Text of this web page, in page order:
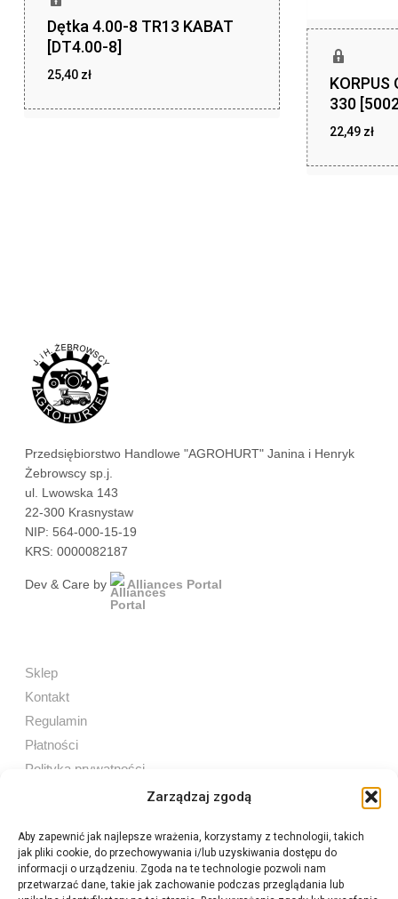
Zarządzaj zgodą
Aby zapewnić jak najlepsze wrażenia, korzystamy z technologii, takich
jak pliki cookie, do przechowywania i/lub uzyskiwania dostępu do
informacji o urządzeniu. Zgoda na te technologie pozwoli nam
przetwarzać dane, takie jak zachowanie podczas przeglądania lub
Dętka 4.00-8 TR13 KABAT
[DT4.00-8]
25,40 zł
KORPUS
330
22,49 zł
Przedsiębiorstwo Handlowe "AGROHURT" Janina i Henryk
Żebrowscy sp.j.
ul. Lwowska 143
22-300 Krasnystaw
NIP: 564-000-15-19
KRS: 0000082187
Dev & Care by Alliances Portal
Sklep
Kontakt
Regulamin
Płatności
Polityka prywatności
Sprzedaż internetowa
Tel:605 603 753